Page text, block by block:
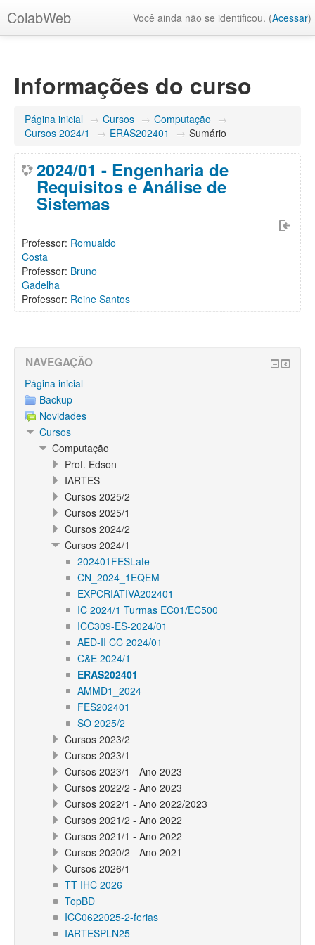
ColabWeb Você ainda não se identificou. (Acessar)
Informações do curso
Página inicial → Cursos → Computação →
Cursos 2024/1
→ ERAS202401 → Sumário
2024/01 - Engenharia de
Requisitos e Análise de
Sistemas
Professor: Romualdo
Costa
Professor: Bruno
Gadelha
Professor: Reine Santos
NAVEGAÇÃO
Página inicial
Backup
Novidades
Cursos
Computação
Prof. Edson
IARTES
Cursos 2025/2
Cursos 2025/1
Cursos 2024/2
Cursos 2024/1
202401FESLate
CN_2024_1EQEM
EXPCRIATIVA202401
IC 2024/1 Turmas EC01/EC500
ICC309-ES-2024/01
AED-II CC 2024/01
C&E 2024/1
ERAS202401
AMMD1_2024
FES202401
SO 2025/2
Cursos 2023/2
Cursos 2023/1
Cursos 2023/1 - Ano 2023
Cursos 2022/2 - Ano 2023
Cursos 2022/1 - Ano 2022/2023
Cursos 2021/2 - Ano 2022
Cursos 2021/1 - Ano 2022
Cursos 2020/2 - Ano 2021
Cursos 2026/1
TT IHC 2026
TopBD
ICC0622025-2-ferias
IARTESPLN25